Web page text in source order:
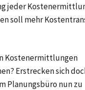
jeder
soll mehr
Kostenermittlungen
Erstrecken sich
Planungsbüro nun zu